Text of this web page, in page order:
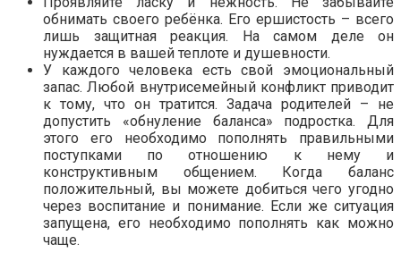
обнимать своего ребёнка. Его ершистость – всего
лишь защитная реакция. На самом деле он
нуждается в вашей теплоте и душевности.
У каждого человека есть свой эмоциональный
запас. Любой внутрисемейный конфликт приводит
к тому, что он тратится. Задача родителей – не
допустить «обнуление баланса» подростка. Для
этого его необходимо пополнять правильными
поступками по отношению к нему и
конструктивным общением. Когда баланс
положительный, вы можете добиться чего угодно
через воспитание и понимание. Если же ситуация
запущена, его необходимо пополнять как можно
чаще.